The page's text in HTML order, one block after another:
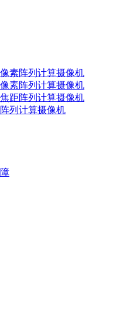
素阵列计算摄像机
素阵列计算摄像机
距阵列计算摄像机
列计算摄像机